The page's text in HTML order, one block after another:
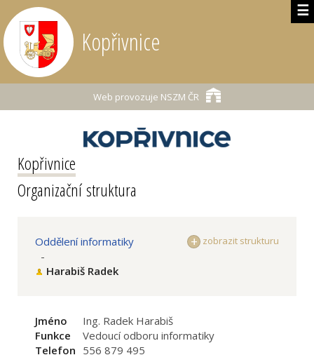
☰
Kopřivnice
Web provozuje NSZM ČR
Kopřivnice
Organizační struktura
zobrazit strukturu
Oddělení informatiky
-
Harabiš Radek
Jméno
Ing. Radek Harabiš
Funkce
Vedoucí odboru informatiky
Telefon 556 879 495